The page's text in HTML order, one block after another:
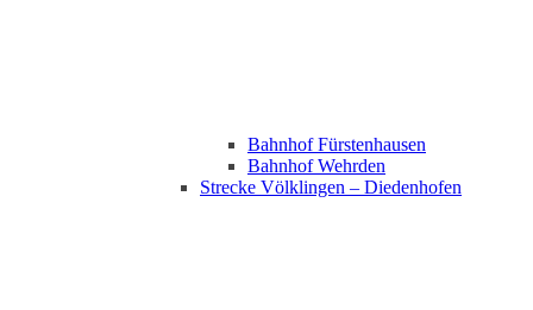
Bahnhof Fürstenhausen
Bahnhof Wehrden
Strecke Völklingen – Diedenhofen